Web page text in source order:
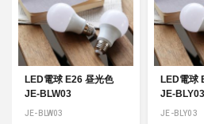
LED電球 E26 昼光色
JE-BLW03
JE-BLW03
LED電球
JE-BLY03
JE-BLY03